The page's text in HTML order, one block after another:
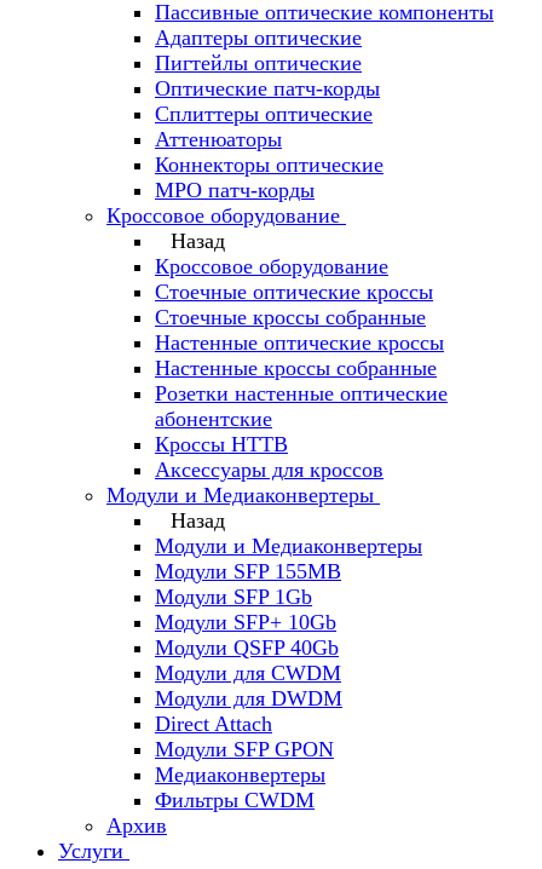
Пассивные оптические компоненты
Адаптеры оптические
Пигтейлы оптические
Оптические патч-корды
Сплиттеры оптические
Аттенюаторы
Коннекторы оптические
MPO патч-корды
Кроссовое оборудование
Назад
Кроссовое оборудование
Стоечные оптические кроссы
Стоечные кроссы собранные
Настенные оптические кроссы
Настенные кроссы собранные
Розетки настенные оптические
абонентские
Кроссы HTTB
Аксессуары для кроссов
Модули и Медиаконвертеры
Назад
Модули и Медиаконвертеры
Модули SFP 155MB
Модули SFP 1Gb
Модули SFP+ 10Gb
Модули QSFP 40Gb
Модули для CWDM
Модули для DWDM
Direct Attach
Модули SFP GPON
Медиаконвертеры
Фильтры CWDM
Архив
Услуги